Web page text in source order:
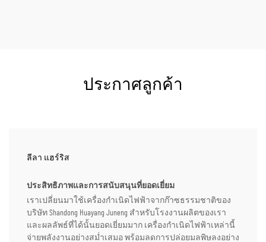
ประกาศลูกค้า
ลีลา แฮร์ริส
ประสิทธิภาพและการสนับสนุนที่ยอดเยี่ยม
เราเปลี่ยนมาใช้เครื่องกำเนิดไฟฟ้าจากก๊าซธรรมชาติของ
บริษัท Shandong Huayang Juneng สำหรับโรงงานผลิตของเรา
และผลลัพธ์ที่ได้นั้นยอดเยี่ยมมาก เครื่องกำเนิดไฟฟ้าเหล่านี้
จ่ายพลังงานอย่างสม่ำเสมอ พร้อมลดการปล่อยมลพิษลงอย่าง